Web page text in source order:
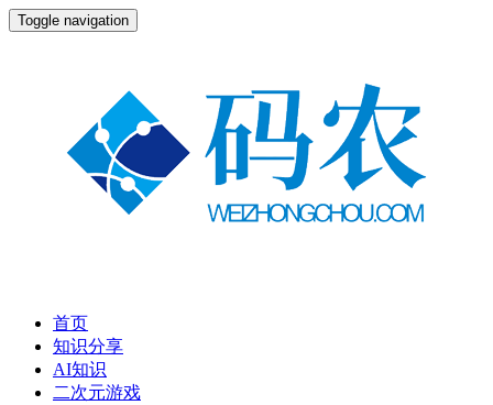
Toggle navigation
首页
知识分享
AI知识
二次元游戏